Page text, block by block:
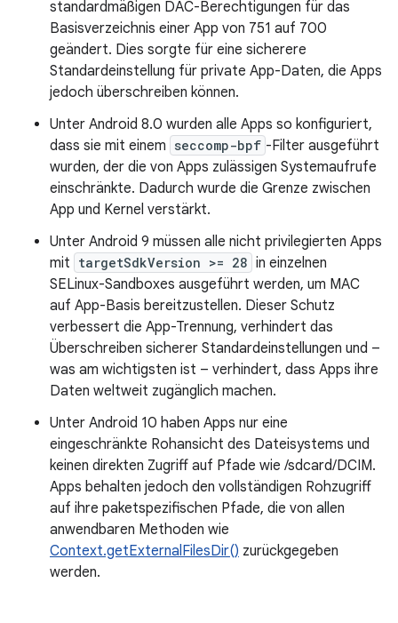
standardmäßigen DAC-Berechtigungen für das
Basisverzeichnis einer App von 751 auf 700
geändert. Dies sorgte für eine sicherere
Standardeinstellung für private App-Daten, die Apps
jedoch überschreiben können.
Unter Android 8.0 wurden alle Apps so konfiguriert,
dass sie mit einem seccomp-bpf -Filter ausgeführt
wurden, der die von Apps zulässigen Systemaufrufe
einschränkte. Dadurch wurde die Grenze zwischen
App und Kernel verstärkt.
Unter Android 9 müssen alle nicht privilegierten Apps
mit targetSdkVersion >= 28 in einzelnen
SELinux-Sandboxes ausgeführt werden, um MAC
auf App-Basis bereitzustellen. Dieser Schutz
verbessert die App-Trennung, verhindert das
Überschreiben sicherer Standardeinstellungen und –
was am wichtigsten ist – verhindert, dass Apps ihre
Daten weltweit zugänglich machen.
Unter Android 10 haben Apps nur eine
eingeschränkte Rohansicht des Dateisystems und
keinen direkten Zugriff auf Pfade wie /sdcard/DCIM.
Apps behalten jedoch den vollständigen Rohzugriff
auf ihre paketspezifischen Pfade, die von allen
anwendbaren Methoden wie
Context.getExternalFilesDir() zurückgegeben
werden.